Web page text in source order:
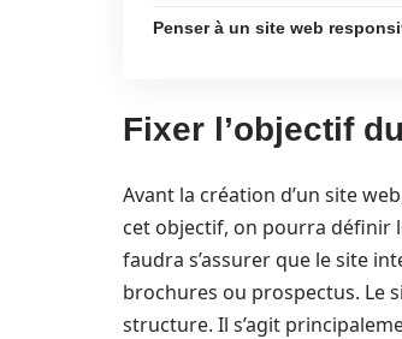
Penser à un site web
Fixer l’objectif
Avant la création d’un site
cet objectif, on pourra définir
faudra s’assurer que le site
brochures ou prospectus. Le
structure. Il s’agit